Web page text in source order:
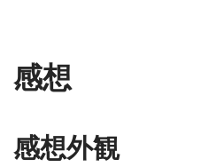
感想
感想外観